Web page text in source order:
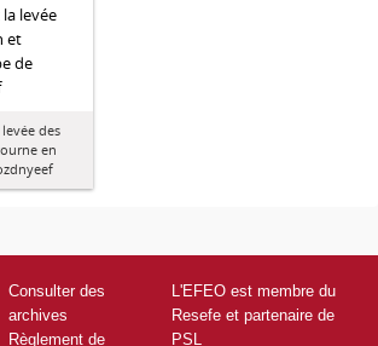
levée
et
de
des
en
Consulter des
archives
Règlement de
L'EFEO est membre du
Resefe et partenaire de
PSL